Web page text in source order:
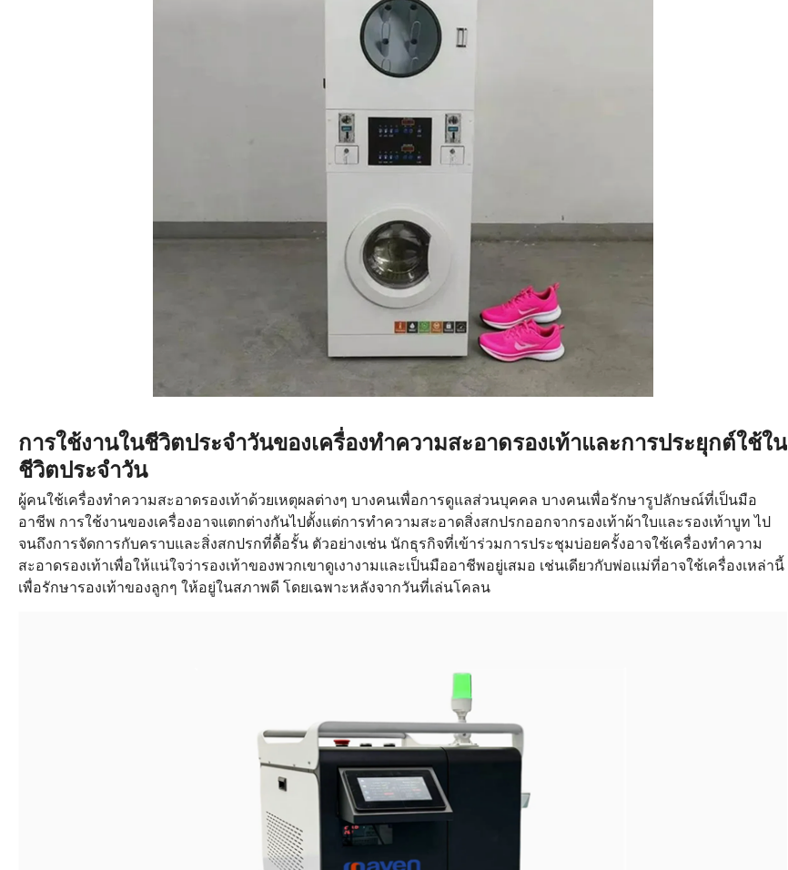
การใช้งานในชีวิตประจำวันของเครื่องทำความสะอาดรองเท้าและการประยุกต์ใช้ใน
ชีวิตประจำวัน
ผู้คนใช้เครื่องทำความสะอาดรองเท้าด้วยเหตุผลต่างๆ บางคนเพื่อการดูแลส่วนบุคคล บางคนเพื่อรักษารูปลักษณ์ที่เป็นมือ
อาชีพ การใช้งานของเครื่องอาจแตกต่างกันไปตั้งแต่การทำความสะอาดสิ่งสกปรกออกจากรองเท้าผ้าใบและรองเท้าบูท ไป
จนถึงการจัดการกับคราบและสิ่งสกปรกที่ดื้อรั้น ตัวอย่างเช่น นักธุรกิจที่เข้าร่วมการประชุมบ่อยครั้งอาจใช้เครื่องทำความ
สะอาดรองเท้าเพื่อให้แน่ใจว่ารองเท้าของพวกเขาดูเงางามและเป็นมืออาชีพอยู่เสมอ เช่นเดียวกับพ่อแม่ที่อาจใช้เครื่องเหล่านี้
เพื่อรักษารองเท้าของลูกๆ ให้อยู่ในสภาพดี โดยเฉพาะหลังจากวันที่เล่นโคลน